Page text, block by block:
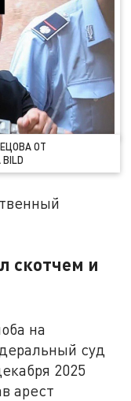
ОТ
скотчем и
на
суд
2025
арест